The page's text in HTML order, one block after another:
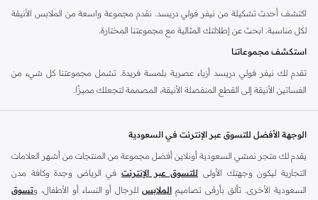
اكتشف أحدث تشكيلة من نيفر فولي دريسد. نقدم مجموعة واسعة من الملابس الأنيقة
لكل مناسبة. ابحث عن إطلالتك المثالية مع مجموعتنا المختارة.
استكشف مجموعاتنا
تقدم لك نيفر فولي دريسد أزياء عصرية بلمسة فريدة. تشمل مجموعتنا كل شيء من
الفساتين الأنيقة إلى القطع المنفصلة الأنيقة، المصممة لتجعلك مميزًا.
الميزات الرئيسية:
طبعات ونقوش فريدة
قصات جذابة
أقمشة عالية الجودة
الوجهة الأفضل للتسوق عبر الإنترنت في السعودية
يقدم لك متجر نمشي السعودية أونلاين أفضل مجموعة من المنتجات من أشهر العلامات
التجارية ليكون وجهتك الأولى للتسوق عبر الإنترنت في الرياض وجدة وكافة مدن
السعودية الأخرى. تألق بأرقى تصاميم الملابس للرجال أو النساء أو الأطفال، وتسوق